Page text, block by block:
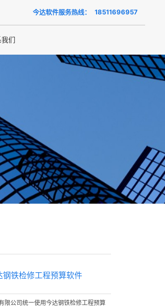
今达软件服务热线： 18511696957
们
铁检修工程预算软件
限公司统一使用今达钢铁检修工程预算